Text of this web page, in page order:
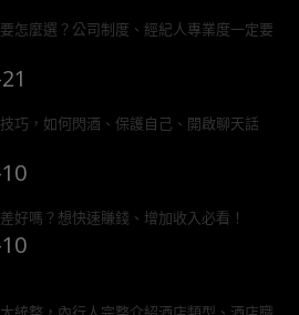
怎麼選？公司制度、經紀人專業度一定要
巧，如何閃酒、保護自己、開啟聊天話
好嗎？想快速賺錢、增加收入必看！